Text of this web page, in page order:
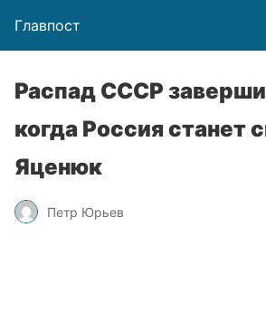
Главпост
Распад СССР
когда Россия станет
Яценюк
Петр Юрьев